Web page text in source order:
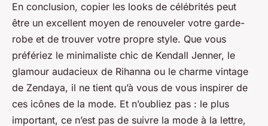
En conclusion, copier les looks de célébrités peut
être un excellent moyen de renouveler votre garde-
robe et de trouver votre propre style. Que vous
préfériez le minimaliste chic de Kendall Jenner, le
glamour audacieux de Rihanna ou le charme vintage
de Zendaya, il ne tient qu’à vous de vous inspirer de
ces icônes de la mode. Et n’oubliez pas : le plus
important, ce n’est pas de suivre la mode à la lettre,